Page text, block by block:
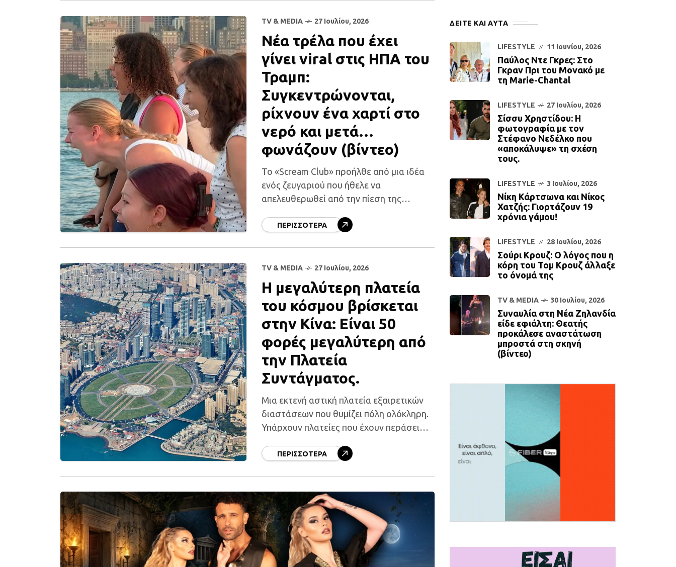
TV & MEDIA 27 Ιουλίου, 2026
Νέα τρέλα που έχει
γίνει viral στις ΗΠΑ του
Τραμπ:
Συγκεντρώνονται,
ρίχνουν ένα χαρτί στο
νερό και μετά…
φωνάζουν (βίντεο)
Το «Scream Club» προήλθε από μια ιδέα
ενός ζευγαριού που ήθελε να
απελευθερωθεί από την πίεση της
καταφέρει να γίνει viral σε ολόκληρη την
ΠΕΡΙΣΣΌΤΕΡΑ
TV & MEDIA 27 Ιουλίου, 2026
Η μεγαλύτερη πλατεία
του κόσμου βρίσκεται
στην Κίνα: Είναι 50
φορές μεγαλύτερη από
την Πλατεία
Συντάγματος.
Μια εκτενή αστική πλατεία εξαιρετικών
διαστάσεων που θυμίζει πόλη ολόκληρη.
Υπάρχουν πλατείες που έχουν περάσει
από τις φωτογραφίες ή τα ταξίδια μας. Η
ΠΕΡΙΣΣΌΤΕΡΑ
ΔΕΙΤΕ ΚΑΙ ΑΥΤΆ
LIFESTYLE 11 Ιουνίου, 2026
Παύλος Ντε Γκρες: Στο
Γκραν Πρι του Μονακό με
τη Marie-Chantal
LIFESTYLE 27 Ιουλίου, 2026
Σίσσυ Χρηστίδου: Η
φωτογραφία με τον
Στέφανο Νεδέλκο που
«αποκάλυψε» τη σχέση
τους.
LIFESTYLE 3 Ιουλίου, 2026
Νίκη Κάρτσωνα και Νίκος
Χατζής: Γιορτάζουν 19
χρόνια γάμου!
LIFESTYLE 28 Ιουλίου, 2026
Σούρι Κρουζ: Ο λόγος που η
κόρη του Τομ Κρουζ άλλαξε
το όνομά της
TV & MEDIA 30 Ιουλίου, 2026
Συναυλία στη Νέα Ζηλανδία
είδε εφιάλτη: Θεατής
προκάλεσε αναστάτωση
μπροστά στη σκηνή
(βίντεο)